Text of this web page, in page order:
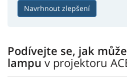
Navrhnout zlepšení
Podívejte se, jak
lampuv projektoru